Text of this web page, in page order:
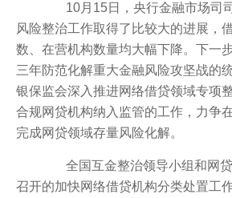
10月15日，央行金融市场司
风险整治工作取得了比较大的进展，
数、在营机构数量均大幅下降。下一
三年防范化解重大金融风险攻坚战的
银保监会深入推进网络借贷领域专项
合规网贷机构纳入监管的工作，力争
完成网贷领域存量风险化解。
全国互金整治领导小组和网贷
召开的加快网络借贷机构分类处置工